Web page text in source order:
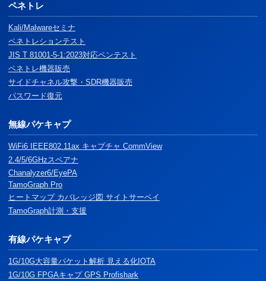
ペネトレ
Kali/Malwareセミナ
ペネトレションテスト
JIS T 81001-5-1:2023対応ペンテスト
ペネトレ機器販売
サイドチャネル攻撃・SDR機器販売
パスワード復元
無線パケキャプ
WiFi6 IEEE802.11ax キャプチャ CommView
2.4/5/6GHzスペアナ
Chanalyzer6/EyePA
TamoGraph Pro
ヒートマップ カバレッジ図 サイトサーベイ
TamoGraph計測・支援
有線パケキャプ
1G/10G大容量パケット解析 見える化IOTA
1G/10G FPGAキャプ GPS Profishark